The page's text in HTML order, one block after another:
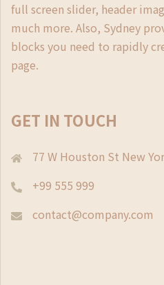
full screen slider, header
much more. Also, Sydney
blocks you need to rapidly
page.
GET IN TOUCH
77 W Houston St New
+99 555 999
contact@company.com